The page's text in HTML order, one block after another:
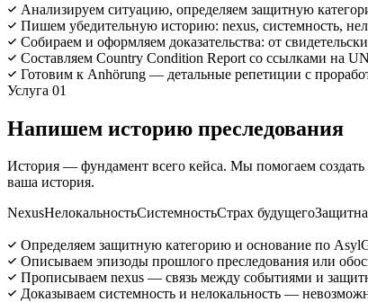
Анализируем ситуацию, определяем защитную
Пишем убедительную историю: nexus, системность,
Собираем и оформляем доказательства: от
Составляем Country Condition Report со ссылками на
Готовим к Anhörung — детальные репетиции с
Услуга 01
Напишем историю преследования
История — фундамент всего кейса. Мы помогаем
ваша история.
NexusНелокальностьСистемностьСтрах будущего
Определяем защитную категорию и основание по
Описываем эпизоды прошлого преследования или
Прописываем nexus — связь между событиями и
Доказываем системность и нелокальность —